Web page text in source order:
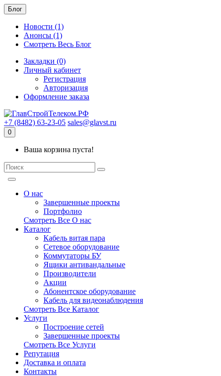
Блог
Новости (1)
Анонсы (1)
Смотреть Весь Блог
Закладки (0)
Личный кабинет
Регистрация
Авторизация
Оформление заказа
+7 (8482) 63-23-05 sales@glavst.ru
0
Ваша корзина пуста!
О нас
Завершенные проекты
Портфолио
Смотреть Все О нас
Каталог
Кабель витая пара
Сетевое оборудование
Коммутаторы БУ
Ящики антивандальные
Производители
Акции
Абонентское оборудование
Кабель для видеонаблюдения
Смотреть Все Каталог
Услуги
Построение сетей
Завершенные проекты
Смотреть Все Услуги
Репутация
Доставка и оплата
Контакты